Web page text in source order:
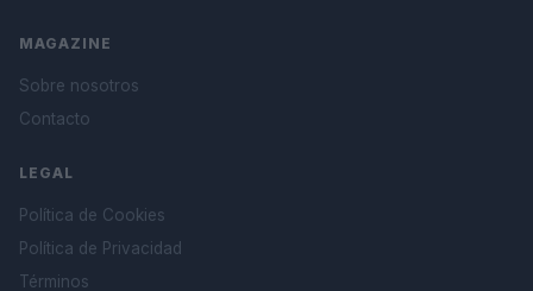
MAGAZINE
Sobre nosotros
Contacto
LEGAL
Política de Cookies
Política de Privacidad
Términos